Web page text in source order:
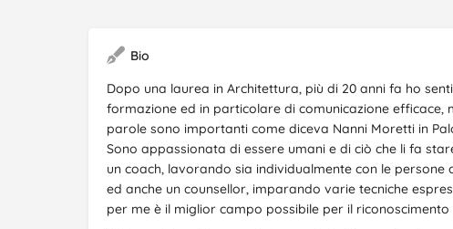
Bio
Dopo una laurea in Architettura, più di 20 anni fa ho
formazione ed in particolare di comunicazione efficace,
parole sono importanti come diceva Nanni Moretti in
Sono appassionata di essere umani e di ciò che li fa
un coach, lavorando sia individualmente con le persone
ed anche un counsellor, imparando varie tecniche
per me è il miglior campo possibile per il